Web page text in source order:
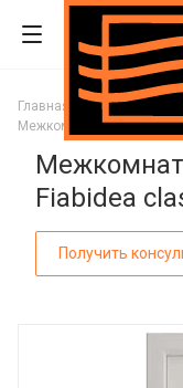
Главная Каталог
Межкомнатные AIP Porte
Fiabidea
Получить